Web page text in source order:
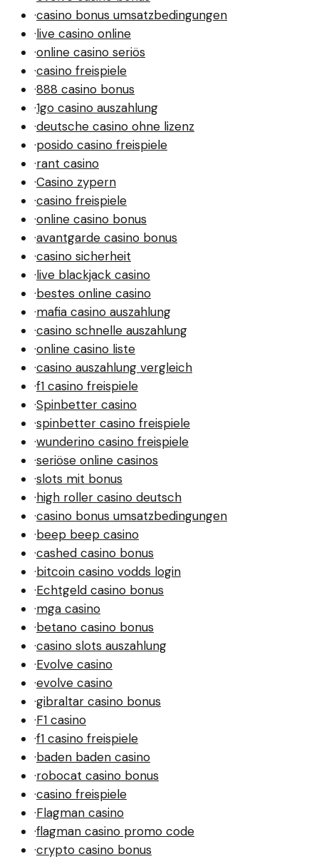
·casino bonus umsatzbedingungen
·live casino online
·online casino seriös
·casino freispiele
·888 casino bonus
·1go casino auszahlung
·deutsche casino ohne lizenz
·posido casino freispiele
·rant casino
·Casino zypern
·casino freispiele
·online casino bonus
·avantgarde casino bonus
·casino sicherheit
·live blackjack casino
·bestes online casino
·mafia casino auszahlung
·casino schnelle auszahlung
·online casino liste
·casino auszahlung vergleich
·f1 casino freispiele
·Spinbetter casino
·spinbetter casino freispiele
·wunderino casino freispiele
·seriöse online casinos
·slots mit bonus
·high roller casino deutsch
·casino bonus umsatzbedingungen
·beep beep casino
·cashed casino bonus
·bitcoin casino vodds login
·Echtgeld casino bonus
·mga casino
·betano casino bonus
·casino slots auszahlung
·Evolve casino
·evolve casino
·gibraltar casino bonus
·F1 casino
·f1 casino freispiele
·baden baden casino
·robocat casino bonus
·casino freispiele
·Flagman casino
·flagman casino promo code
·crypto casino bonus